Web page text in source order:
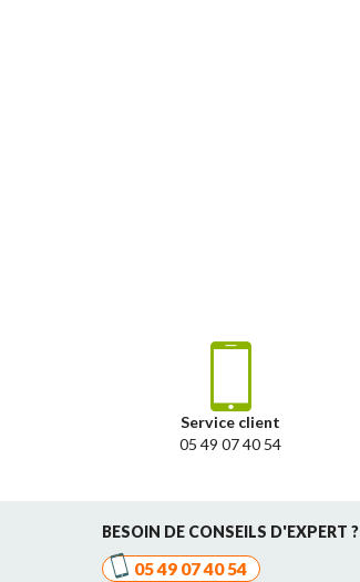
Service client
05 49 07 40 54
BESOIN DE CONSEILS D'EXPERT ?
05 49 07 40 54